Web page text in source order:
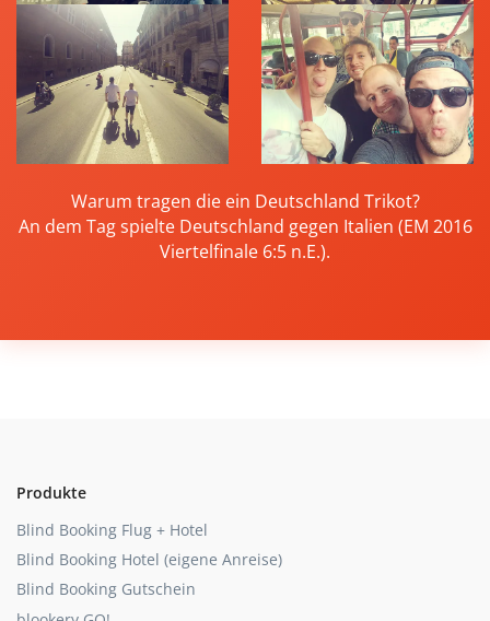
Warum tragen die ein Deutschland Trikot?
An dem Tag spielte Deutschland gegen Italien (EM 2016
Viertelfinale 6:5 n.E.).
Produkte
Blind Booking Flug + Hotel
Blind Booking Hotel (eigene Anreise)
Blind Booking Gutschein